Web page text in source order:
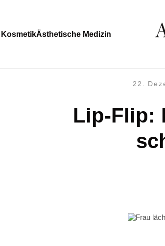
KosmetikÄsthetische Medizin
22.
Lip-Flip: